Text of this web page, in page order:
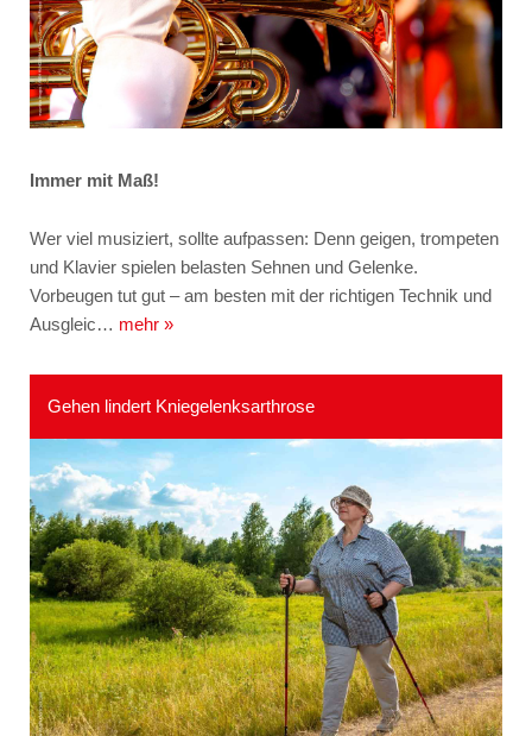
Immer mit Maß!
Wer viel musiziert, sollte aufpassen: Denn geigen, trompeten
und Klavier spielen belasten Sehnen und Gelenke.
Vorbeugen tut gut – am besten mit der richtigen Technik und
Ausgleic… mehr »
Gehen lindert Kniegelenksarthrose